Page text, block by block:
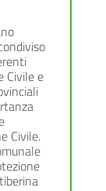
Civile e
Civile.